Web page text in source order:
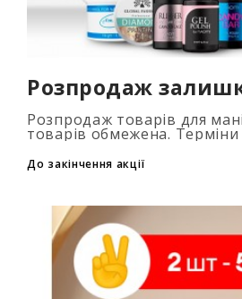
Розпродаж
Розпродаж товарів для
товарів обмежена. Терміни
таймері...
До закінчення акції